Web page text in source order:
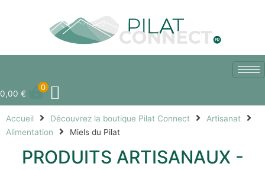
0,00 €
0
Accueil Découvrez la boutique Pilat Connect
Artisanat
Alimentation
Miels du Pilat
PRODUITS ARTISANAUX -